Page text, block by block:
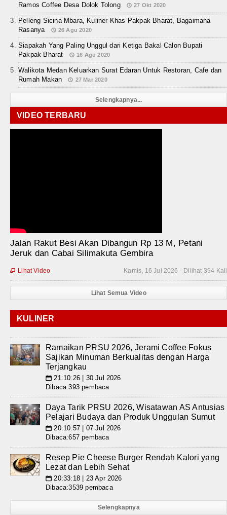
Ramos Coffee Desa Dolok Tolong
27 Okt 2020
Pelleng Sicina Mbara, Kuliner Khas Pakpak Bharat, Bagaimana
Rasanya
26 Agu 2020
Siapakah Yang Paling Unggul dari Ketiga Bakal Calon Bupati
Pakpak Bharat
16 Agu 2020
Walikota Medan Keluarkan Surat Edaran Untuk Restoran, Cafe dan
Rumah Makan
27 Mar 2020
Selengkapnya...
VIDEO TERBARU
Jalan Rakut Besi Akan Dibangun Rp 13 M, Petani
Jeruk dan Cabai Silimakuta Gembira
Kamis, 16 Jul 2026 - Dilihat 394 Kali
 Lihat Video
Lihat Semua Video
KULINER
Ramaikan PRSU 2026, Jerami Coffee Fokus
Sajikan Minuman Berkualitas dengan Harga
Terjangkau
📅 21:10:26 | 30 Jul 2026
Dibaca:393 pembaca
Daya Tarik PRSU 2026, Wisatawan AS Antusias
Pelajari Budaya dan Produk Unggulan Sumut
📅 20:10:57 | 07 Jul 2026
Dibaca:657 pembaca
Resep Pie Cheese Burger Rendah Kalori yang
Lezat dan Lebih Sehat
📅 20:33:18 | 23 Apr 2026
Dibaca:3539 pembaca
Selengkapnya